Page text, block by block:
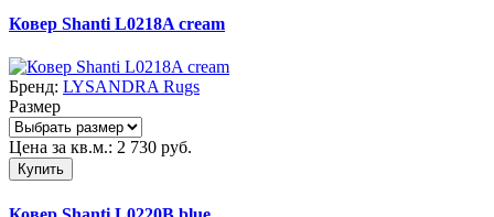
Ковер Shanti L0218A cream
Бренд: LYSANDRA Rugs
Размер
Цена за кв.м.: 2 730 руб.
Купить